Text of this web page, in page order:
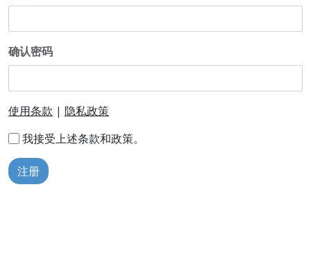
确认密码
使用条款 | 隐私政策
我接受上述条款和政策。
注册